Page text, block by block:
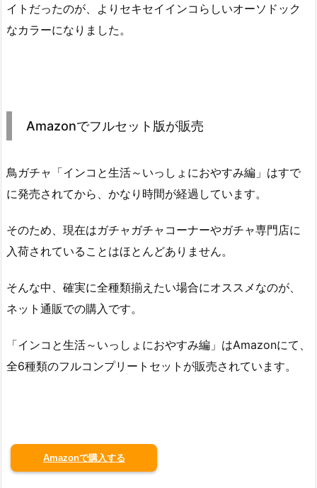
イトだったのが、よりセキセイインコらしいオーソドック
なカラーになりました。
Amazonでフルセット版が販売
鳥ガチャ「インコと生活～いっしょにおやすみ編」はすで
に発売されてから、かなり時間が経過しています。
そのため、現在はガチャガチャコーナーやガチャ専門店に
入荷されていることはほとんどありません。
そんな中、確実に全種類揃えたい場合にオススメなのが、
ネット通販での購入です。
「インコと生活～いっしょにおやすみ編」はAmazonにて、
全6種類のフルコンプリートセットが販売されています。
Amazonで購入する